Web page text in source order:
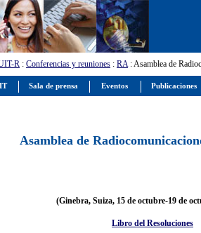
R : Conferencias y reuniones : RA: Asamblea de
Asamblea de
(Ginebra, Suiza, 15 de octubre-19 de
Libro del Resoluciones
Sala de prensa Eventos Publicaciones